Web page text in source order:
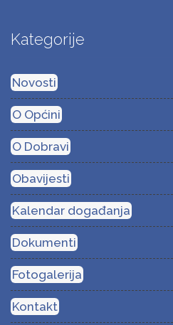
Kategorije
Novosti
O Općini
O Dobravi
Obavijesti
Kalendar događanja
Dokumenti
Fotogalerija
Kontakt